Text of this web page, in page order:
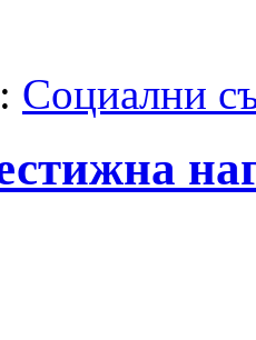
Социални